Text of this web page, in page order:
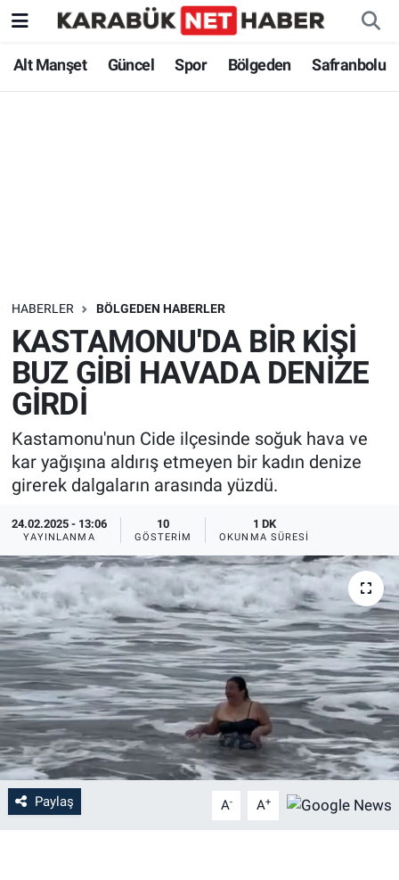
Alt Manşet Güncel Spor Bölgeden Safranbolu
HABERLER BÖLGEDEN HABERLER
KASTAMONU'DA BİR KİŞİ
BUZ GİBİ HAVADA DENİZE
GİRDİ
Kastamonu'nun Cide ilçesinde soğuk hava ve
kar yağışına aldırış etmeyen bir kadın denize
girerek dalgaların arasında yüzdü.
24.02.2025 - 13:06
YAYINLANMA
10
GÖSTERIM
1 DK
OKUNMA SÜRESI
Paylaş A- A+